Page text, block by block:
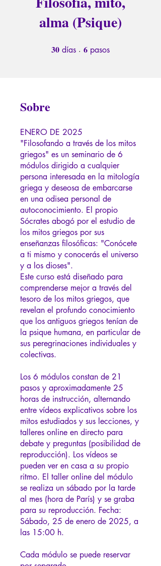
alma (Psique)
30 días 30 días
6 pasos
Sobre
ENERO DE 2025
"Filosofando a través de los mitos
griegos" es un seminario de 6
módulos dirigido a cualquier
persona interesada en la mitología
griega y deseosa de embarcarse
en una odisea personal de
autoconocimiento. El propio
Sócrates abogó por el estudio de
los mitos griegos por sus
enseñanzas filosóficas: "Conócete
a ti mismo y conocerás el universo
y a los dioses".
Este curso está diseñado para
comprenderse mejor a través del
tesoro de los mitos griegos, que
revelan el profundo conocimiento
que los antiguos griegos tenían de
la psique humana, en particular de
sus peregrinaciones individuales y
colectivas.
Los 6 módulos constan de 21
pasos y aproximadamente 25
horas de instrucción, alternando
entre vídeos explicativos sobre los
mitos estudiados y sus lecciones, y
talleres online en directo para
debate y preguntas (posibilidad de
reproducción). Los vídeos se
pueden ver en casa a su propio
ritmo. El taller online del módulo
se realiza un sábado por la tarde
al mes (hora de París) y se graba
para su reproducción. Fecha:
Sábado, 25 de enero de 2025, a
las 15:00 h.
Cada módulo se puede reservar